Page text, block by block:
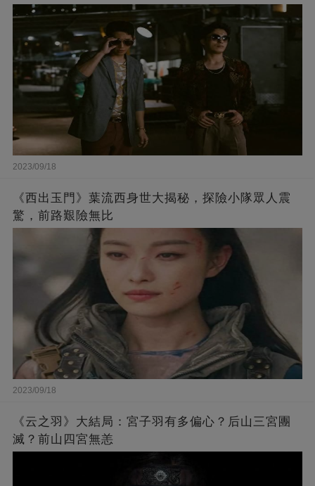
2023/09/18
《西出玉門》葉流西身世大揭秘，探險小隊眾人震
驚，前路艱險無比
2023/09/18
《云之羽》大結局：宮子羽有多偏心？后山三宮團
滅？前山四宮無恙